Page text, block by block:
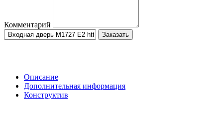
Комментарий
Заказать
Описание
Дополнительная информация
Конструктив